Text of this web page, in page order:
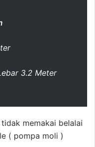
3.2 Meter
memakai belalai
( pompa moli )